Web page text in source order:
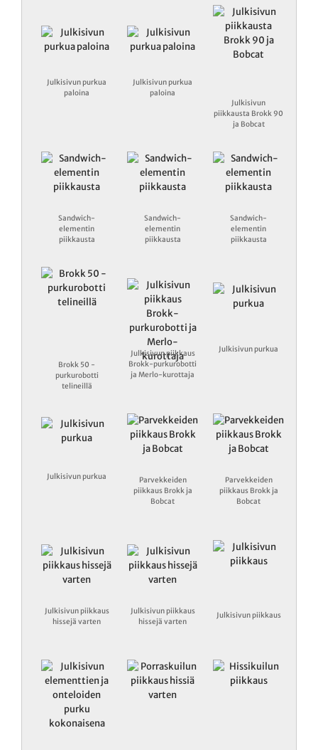
Julkisivun purkua
paloina
Julkisivun purkua
paloina
Julkisivun
piikkausta Brokk 90
ja Bobcat
Sandwich-
elementin
piikkausta
Sandwich-
elementin
piikkausta
Sandwich-
elementin
piikkausta
Brokk 50 -
purkurobotti
telineillä
Julkisivun piikkaus
Brokk-purkurobotti
ja Merlo-kurottaja
Julkisivun purkua
Julkisivun purkua
Parvekkeiden
piikkaus Brokk ja
Bobcat
Parvekkeiden
piikkaus Brokk ja
Bobcat
Julkisivun piikkaus
hissejä varten
Julkisivun piikkaus
hissejä varten
Julkisivun piikkaus